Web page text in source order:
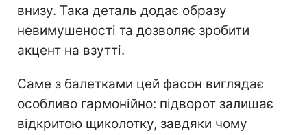
внизу. Така деталь додає образу
невимушеності та дозволяє зробити
акцент на взутті.
Саме з балетками цей фасон виглядає
особливо гармонійно: підворот залишає
відкритою щиколотку, завдяки чому